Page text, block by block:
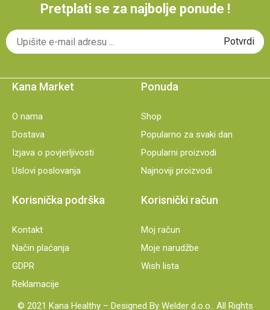
Pretplati se za najbolje ponude !
Kana Market
O nama
Dostava
Izjava o povjerljivosti
Uslovi poslovanja
Ponuda
Shop
Popularno za svaki dan
Popularni proizvodi
Najnoviji proizvodi
Korisnička podrška
Kontakt
Način plaćanja
GDPR
Reklamacije
Korisnički račun
Moj račun
Moje narudžbe
Wish lista
© 2021 Kana Healthy – Designed By Welder d.o.o.. All Rights